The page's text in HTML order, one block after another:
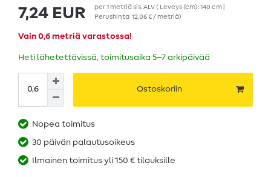
7,24 EUR per1 metriäsis. ALV( Leveys (cm): 140 cm |
Perushinta 12,06 € / metriä)
Vain 0,6 metriä varastossa!
Heti lähetettävissä, toimitusaika 5–7 arkipäivää
Ostoskoriin
Nopea toimitus
30 päivän palautusoikeus
Ilmainen toimitus yli 150 € tilauksille